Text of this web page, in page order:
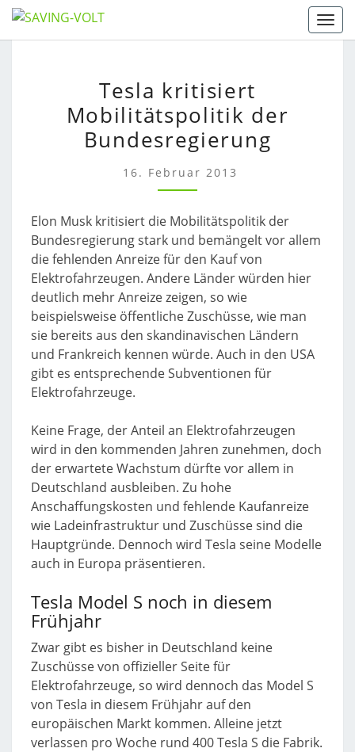
Skip
to
KRITISIERT
MOBILITÄTSPOLITIK
DER
BUNDESREGIERUNG
Tesla kritisiert
Mobilitätspolitik der
Bundesregierung
16. Februar 2013
Elon Musk kritisiert die Mobilitätspolitik der
Bundesregierung stark und bemängelt vor allem
die fehlenden Anreize für den Kauf von
Elektrofahrzeugen. Andere Länder würden hier
deutlich mehr Anreize zeigen, so wie
beispielsweise öffentliche Zuschüsse, wie man
sie bereits aus den skandinavischen Ländern
und Frankreich kennen würde. Auch in den USA
gibt es entsprechende Subventionen für
Elektrofahrzeuge.
Keine Frage, der Anteil an Elektrofahrzeugen
wird in den kommenden Jahren zunehmen, doch
der erwartete Wachstum dürfte vor allem in
Deutschland ausbleiben. Zu hohe
Anschaffungskosten und fehlende Kaufanreize
wie Ladeinfrastruktur und Zuschüsse sind die
Hauptgründe. Dennoch wird Tesla seine Modelle
auch in Europa präsentieren.
Tesla Model S noch in diesem
Frühjahr
Zwar gibt es bisher in Deutschland keine
Zuschüsse von offizieller Seite für
Elektrofahrzeuge, so wird dennoch das Model S
von Tesla in diesem Frühjahr auf den
europäischen Markt kommen. Alleine jetzt
verlassen pro Woche rund 400 Tesla S die Fabrik.